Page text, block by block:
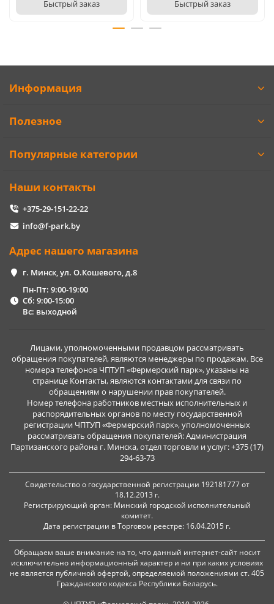
Быстрый заказ Быстрый заказ
Информация
Полезное
Популярные категории
Наши контакты
+375-29-151-22-22
info@f-park.by
Адрес нашего магазина
г. Минск, ул. О.Кошевого, д.8
Пн-Пт: 9:00-19:00
Сб: 9:00-15:00
Вс: выходной
Лицами, уполномоченными продавцом рассматривать
обращения покупателей, являются менеджеры по продажам. Все
номера телефонов ЧПТУП «Фермерский парк», указаны на
странице Контакты, являются контактами для связи по
обращениям о нарушении прав покупателей.
Номер телефона работников местных исполнительных и
распорядительных органов по месту государственной
регистрации ЧПТУП «Фермерский парк», уполномоченных
рассматривать обращения покупателей: Администрация
Партизанского района г. Минска, отдел торговли и услуг: +375 (17)
294-63-73
Свидетельство о государственной регистрации 192181777 от
18.12.2013 г.
Регистрирующий орган: Минский городской исполнительный
комитет.
Дата регистрации в Торговом реестре: 16.04.2015 г.
Обращаем ваше внимание на то, что данный интернет-сайт носит
исключительно информационный характер и ни при каких условиях
не является публичной офертой, определяемой положениями ст. 405
Гражданского кодекса Республики Беларусь.